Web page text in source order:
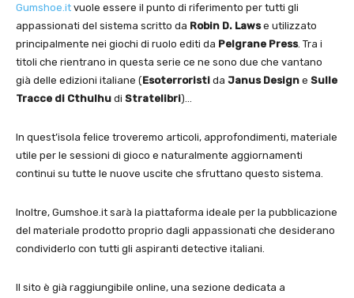
Gumshoe.it vuole essere il punto di riferimento per tutti gli
appassionati del sistema scritto da Robin D. Lawse utilizzato
principalmente nei giochi di ruolo editi da Pelgrane Press. Tra i
titoli che rientrano in questa serie ce ne sono due che vantano
già delle edizioni italiane (Esoterroristi da Janus Design e Sulle
Tracce di Cthulhu di Stratelibri)…
In quest’isola felice troveremo articoli, approfondimenti, materiale
utile per le sessioni di gioco e naturalmente aggiornamenti
continui su tutte le nuove uscite che sfruttano questo sistema.
Inoltre, Gumshoe.it sarà la piattaforma ideale per la pubblicazione
del materiale prodotto proprio dagli appassionati che desiderano
condividerlo con tutti gli aspiranti detective italiani.
Il sito è già raggiungibile online, una sezione dedicata a